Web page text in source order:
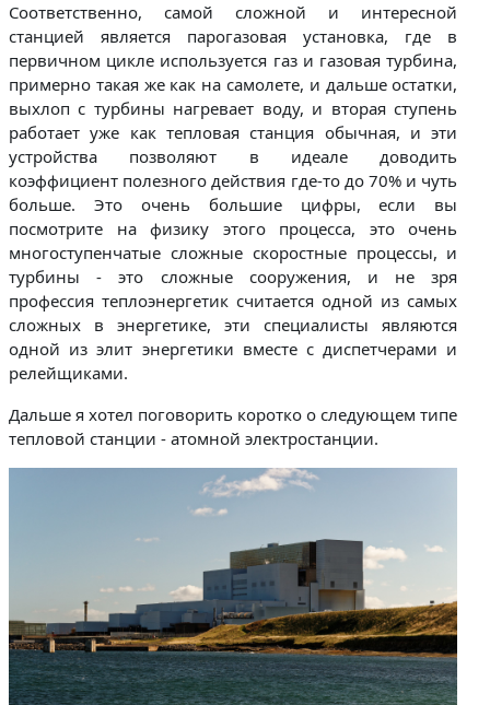
Соответственно, самой сложной и интересной
станцией является парогазовая установка, где в
первичном цикле используется газ и газовая турбина,
примерно такая же как на самолете, и дальше остатки,
выхлоп с турбины нагревает воду, и вторая ступень
работает уже как тепловая станция обычная, и эти
устройства позволяют в идеале доводить
коэффициент полезного действия где-то до 70% и чуть
больше. Это очень большие цифры, если вы
посмотрите на физику этого процесса, это очень
многоступенчатые сложные скоростные процессы, и
турбины - это сложные сооружения, и не зря
профессия теплоэнергетик считается одной из самых
сложных в энергетике, эти специалисты являются
одной из элит энергетики вместе с диспетчерами и
релейщиками.
Дальше я хотел поговорить коротко о следующем типе
тепловой станции - атомной электростанции.